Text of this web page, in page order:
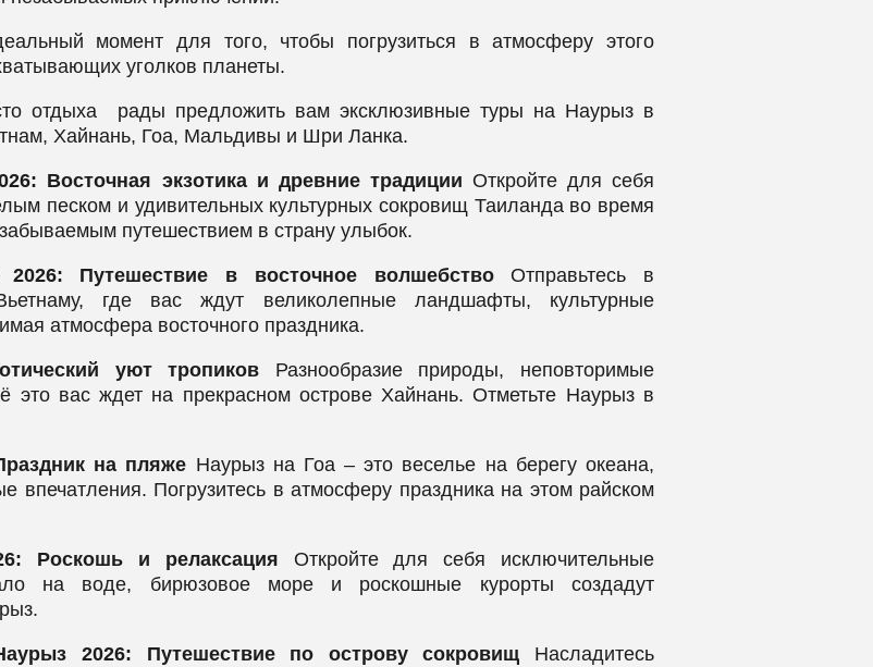
момент для того, чтобы погрузиться в атмосферу этого
уголков планеты.
отдыха рады предложить вам эксклюзивные туры на Наурыз в
Хайнань, Гоа, Мальдивы и Шри Ланка.
Восточная экзотика и древние традиции Откройте для себя
песком и удивительных культурных сокровищ Таиланда во время
путешествием в страну улыбок.
Путешествие в восточное волшебствоОтправьтесь в
где вас ждут великолепные ландшафты, культурные
атмосфера восточного праздника.
уют тропиков Разнообразие природы, неповторимые
это вас ждет на прекрасном острове Хайнань. Отметьте Наурыз в
на пляже Наурыз на Гоа – это веселье на берегу океана,
впечатления. Погрузитесь в атмосферу праздника на этом райском
Роскошь и релаксация Откройте для себя исключительные
на воде, бирюзовое море и роскошные курорты создадут
2026: Путешествие по острову сокровищ Насладитесь